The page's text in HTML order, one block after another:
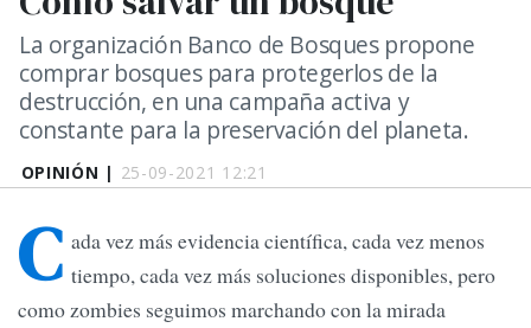
OPINIÓN | 25-09-2021 12:21
La organización Banco de Bosques propone
comprar bosques para protegerlos de la
destrucción, en una campaña activa y
constante para la preservación del planeta.
C ada vez más evidencia científica, cada vez menos
tiempo, cada vez más soluciones disponibles, pero
como zombies seguimos marchando con la mirada